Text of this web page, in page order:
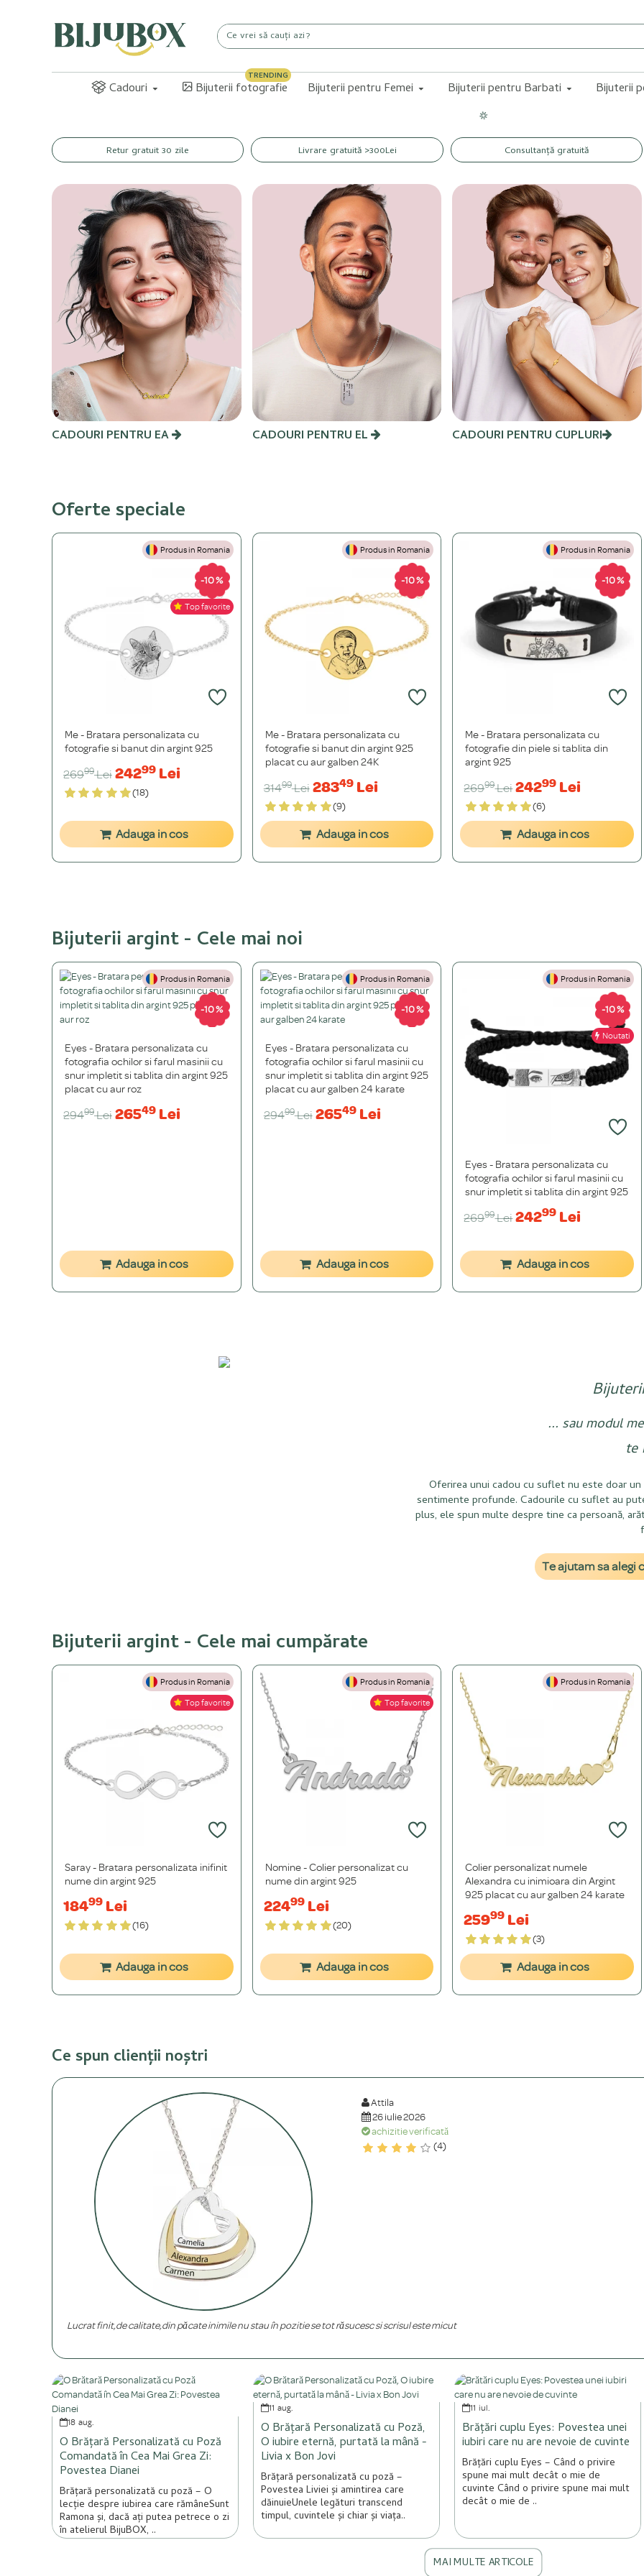
Cadouri Bijuterii fotografie
TRENDING
Bijuterii pentru Femei Bijuterii pentru Barbati Bijuterii
Retur gratuit 30 zile Livrare gratuită >300Lei Consultanță gratuită
CADOURI PENTRU EA CADOURI PENTRU EL CADOURI PENTRU CUPLURI
Oferte speciale
Produs in Romania
Top favorite
-10 %
Me - Bratara personalizata cu
fotografie si banut din argint 925
26999Lei 24299 Lei
(18)
Adauga in cos
Produs in Romania
-10 %
Me - Bratara personalizata cu
fotografie si banut din argint 925
placat cu aur galben 24K
31499Lei 28349Lei
(9)
Adauga in cos
Produs in Romania
-10 %
Me - Bratara personalizata cu
fotografie din piele si tablita din
argint 925
26999Lei 24299 Lei
(6)
Adauga in cos
Bijuterii argint - Cele mai noi
Produs in Romania
-10 %
Eyes - Bratara personalizata cu
fotografia ochilor si farul masinii cu
snur impletit si tablita din argint 925
placat cu aur roz
29499Lei 26549 Lei
Adauga in cos
Produs in Romania
-10 %
Eyes - Bratara personalizata cu
fotografia ochilor si farul masinii cu
snur impletit si tablita din argint 925
placat cu aur galben 24 karate
29499Lei 26549Lei
Adauga in cos
Produs in Romania
Noutati
-10 %
Eyes - Bratara personalizata cu
fotografia ochilor si farul masinii cu
snur impletit si tablita din argint 925
26999Lei 24299 Lei
Adauga in cos
... sau modul
te
Oferirea unui cadou cu suflet nu este doar
sentimente profunde. Cadourile cu suflet au
plus, ele spun multe despre tine ca persoană,
Te ajutam sa alegi
Bijuterii argint - Cele mai cumpărate
Produs in Romania
Top favorite
Saray - Bratara personalizata inifinit
nume din argint 925
18499 Lei
(16)
Adauga in cos
Produs in Romania
Top favorite
Nomine - Colier personalizat cu
nume din argint 925
22499Lei
(20)
Adauga in cos
Produs in Romania
Colier personalizat numele
Alexandra cu inimioara din Argint
925 placat cu aur galben 24 karate
25999 Lei
(3)
Adauga in cos
Ce spun clienții noștri
Attila
26 iulie 2026
achiziție verificată
(4)
Lucrat finit,de calitate,din păcate inimile nu stau în poziție se tot răsucesc și scrisul este micut
18 aug.
O Brățară Personalizată cu Poză
Comandată în Cea Mai Grea Zi:
Povestea Dianei
Brățară personalizată cu poză – O
lecție despre iubirea care rămâneSunt
Ramona și, dacă ați putea petrece o zi
în atelierul BijuBOX, ..
11 aug.
O Brățară Personalizată cu Poză,
O iubire eternă, purtată la mână -
Livia x Bon Jovi
Brățară personalizată cu poză –
Povestea Liviei și amintirea care
dăinuieUnele legături transcend
timpul, cuvintele și chiar și viața..
11 iul.
Brățări cuplu Eyes: Povestea unei
iubiri care nu are nevoie de cuvinte
Brățări cuplu Eyes – Când o privire
spune mai mult decât o mie de
cuvinte Când o privire spune mai mult
decât o mie de ..
MAI MULTE ARTICOLE